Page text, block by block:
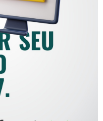
SEU E-
7